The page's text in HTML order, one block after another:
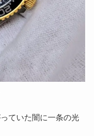
ていた闇に一条の光